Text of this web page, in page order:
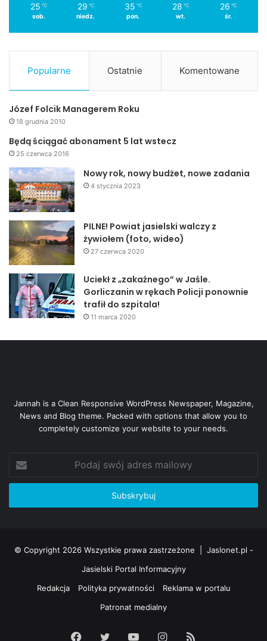
25 ℃
sob.
29 ℃
niedz.
35 ℃
pon.
28 ℃
wt.
26 ℃
śr.
Popularne Ostatnie Komentowane
Józef Folcik Managerem Roku
18 grudnia 2010
Będą ściągać abonament 5 lat wstecz
25 czerwca 2016
Nowy rok, nowy budżet, nowe zadania
4 stycznia 2023
PILNE! Powiat jasielski walczy z
żywiołem (foto, wideo)
27 czerwca 2020
Uciekł z „zakaźnego” w Jaśle.
Gorliczanin w rękach Policji ponownie
trafił do szpitala!
11 marca 2020
Jannah is a Clean Responsive WordPress Newspaper, Magazine,
News and Blog theme. Packed with options that allow you to
completely customize your website to your needs.
swój
adres
© Copyright 2026 Wszystkie prawa zastrzeżone | Jaslonet.pl -
Jasielski Portal Informacyjny
Redakcja
Polityka prywatności
Reklama w portalu
Patronat medialny
Facebook
Twitter YouTubeInstagram